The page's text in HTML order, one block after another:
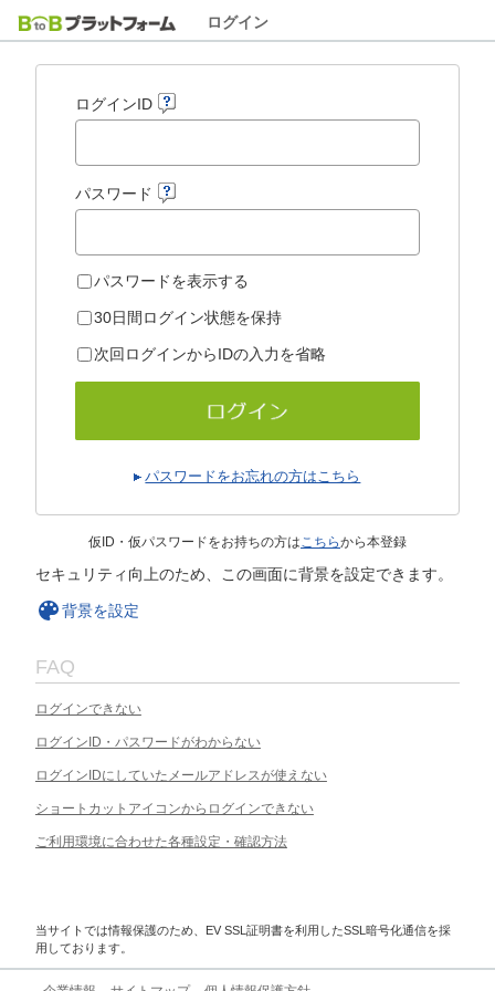
ログイン
ログインID
パスワード
パスワードを表示する
30日間ログイン状態を保持
次回ログインからIDの入力を省略
パスワードをお忘れの方はこちら
仮ID・仮パスワードをお持ちの方はこちらから本登録
セキュリティ向上のため、この画面に背景を設定できます。
背景を設定
FAQ
ログインできない
ログインID・パスワードがわからない
ログインIDにしていたメールアドレスが使えない
ショートカットアイコンからログインできない
ご利用環境に合わせた各種設定・確認方法
当サイトでは情報保護のため、EV SSL証明書を利用したSSL暗号化通信を採
用しております。